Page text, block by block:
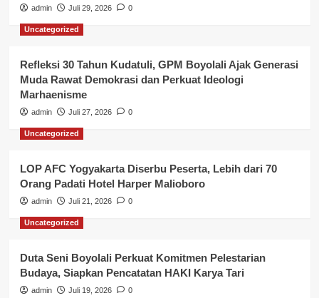
admin Juli 29, 2026 0
Uncategorized
Refleksi 30 Tahun Kudatuli, GPM Boyolali Ajak Generasi
Muda Rawat Demokrasi dan Perkuat Ideologi
Marhaenisme
admin Juli 27, 2026 0
Uncategorized
LOP AFC Yogyakarta Diserbu Peserta, Lebih dari 70
Orang Padati Hotel Harper Malioboro
admin Juli 21, 2026 0
Uncategorized
Duta Seni Boyolali Perkuat Komitmen Pelestarian
Budaya, Siapkan Pencatatan HAKI Karya Tari
admin Juli 19, 2026 0